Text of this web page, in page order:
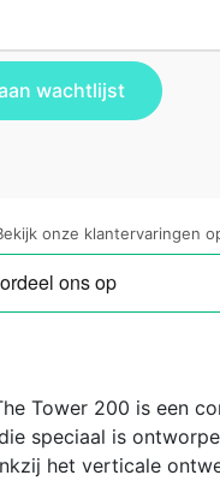
onze klantervaringen
Tower 200 is een
speciaal is
het verticale